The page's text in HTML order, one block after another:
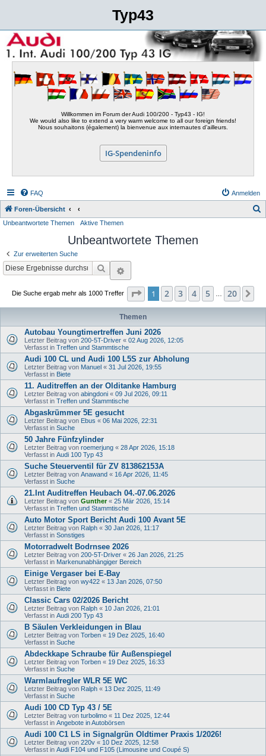
Typ43
Willkommen im Forum der Audi 100/200 - Typ43 - IG!
We would also like to extend a very warm welcome to all our foreign friends!
Nous souhaitons (également) la bienvenue aux internautes d'ailleurs.
IG-Spendeninfo
FAQ Anmelden
Foren-Übersicht
Unbeantwortete Themen Aktive Themen
Unbeantwortete Themen
Zur erweiterten Suche
Suche
Die Suche ergab mehr als 1000 Treffer Seite 1 von 20
1 2 3 4 5 … 20
Themen
Autobau Youngtimertreffen Juni 2026
Letzter Beitrag von 200-5T-Driver « 02 Aug 2026, 12:05
Verfasst in Treffen und Stammtische
Audi 100 CL und Audi 100 L5S zur Abholung
Letzter Beitrag von Manuel « 31 Jul 2026, 19:55
Verfasst in Biete
11. Auditreffen an der Olditanke Hamburg
Letzter Beitrag von abingdoni « 09 Jul 2026, 09:11
Verfasst in Treffen und Stammtische
Abgaskrümmer 5E gesucht
Letzter Beitrag von Ebus « 06 Mai 2026, 22:31
Verfasst in Suche
50 Jahre Fünfzylinder
Letzter Beitrag von roemerjung « 28 Apr 2026, 15:18
Verfasst in Audi 100 Typ 43
Suche Steuerventil für ZV 813862153A
Letzter Beitrag von Anawand « 16 Apr 2026, 11:45
Verfasst in Suche
21.Int Auditreffen Heubach 04.-07.06.2026
Letzter Beitrag von Gunther« 25 Mär 2026, 15:14
Verfasst in Treffen und Stammtische
Auto Motor Sport Bericht Audi 100 Avant 5E
Letzter Beitrag von Ralph « 30 Jan 2026, 11:17
Verfasst in Sonstiges
Motorradwelt Bodrnsee 2026
Letzter Beitrag von 200-5T-Driver « 26 Jan 2026, 21:25
Verfasst in Markenunabhängiger Bereich
Einige Vergaser bei E-Bay
Letzter Beitrag von wy422 « 13 Jan 2026, 07:50
Verfasst in Biete
Classic Cars 02/2026 Bericht
Letzter Beitrag von Ralph « 10 Jan 2026, 21:01
Verfasst in Audi 200 Typ 43
B Säulen Verkleidungen in Blau
Letzter Beitrag von Torben « 19 Dez 2025, 16:40
Verfasst in Suche
Abdeckkape Schraube für Außenspiegel
Letzter Beitrag von Torben « 19 Dez 2025, 16:33
Verfasst in Suche
Warmlaufregler WLR 5E WC
Letzter Beitrag von Ralph « 13 Dez 2025, 11:49
Verfasst in Suche
Audi 100 CD Typ 43 / 5E
Letzter Beitrag von turbolimo « 11 Dez 2025, 12:44
Verfasst in Angebote in Autobörsen
Audi 100 C1 LS in Signalgrün Oldtimer Praxis 1/2026!
Letzter Beitrag von 220v « 10 Dez 2025, 12:58
Verfasst in Audi F104 und F105 (Limousine und Coupé S)